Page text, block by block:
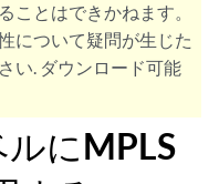
ことはできかねます。
について疑問が生じた
い. ダウンロード可能
にMPLS